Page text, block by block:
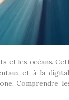
et les océans.
et à la
Comprendre